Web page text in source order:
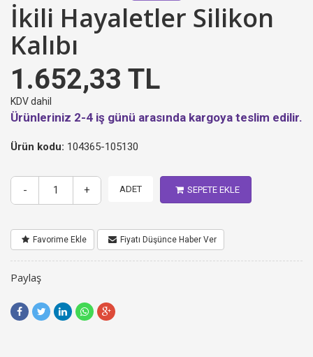
İkili Hayaletler Silikon
Kalıbı
1.652,33 TL
KDV dahil
Ürünleriniz 2-4 iş günü arasında kargoya teslim edilir.
Ürün kodu: 104365-105130
- + ADET SEPETE EKLE
Favorime Ekle Fiyatı Düşünce Haber Ver
Paylaş